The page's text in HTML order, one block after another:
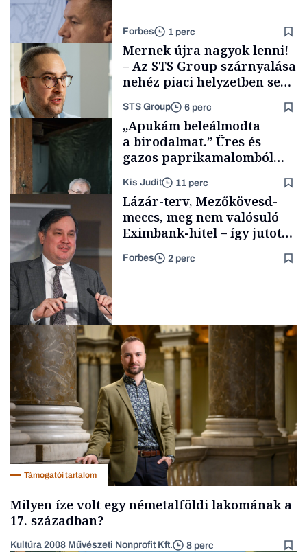
Energia
Forbes 1 perc
Támogatói tartalom
Mernek újra nagyok lenni!
– Az STS Group szárnyalása
nehéz piaci helyzetben sem
STS Group 6 perc
Családi
vállalkozások
„Apukám beleálmodta
a birodalmat.” Üres és
gazos paprikamalomból
lett az igazi családi
fűszersztori
Kis Judit 11 perc
Magyar cégek
Lázár-terv, Mezőkövesd-
meccs, meg nem valósuló
Eximbank-hitel – így jutott
el a bezárásig a 70 éves
téglagyár
Forbes 2 perc
Támogatói tartalom
Milyen íze volt egy németalföldi lakomának a
17. században?
Kultúra 2008 Művészeti Nonprofit Kft. 8 perc